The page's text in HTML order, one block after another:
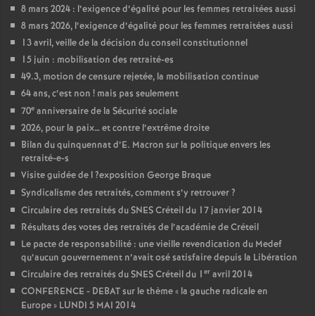
8 mars 2024 : l’exigence d’égalité pour les femmes retraitées aussi
8 mars 2026, l’exigence d’égalité pour les femmes retraitées aussi
13 avril, veille de la décision du conseil constitutionnel
15 juin : mobilisation des retraité-es
49.3, motion de censure rejetée, la mobilisation continue
64 ans, c’est non ! mais pas seulement
70e anniversaire de la Sécurité sociale
2026, pour la paix… et contre l’extrême droite
Bilan du quinquennat d’E. Macron sur la politique envers les
retraité-e-s
Visite guidée de l?exposition George Braque
Syndicalisme des retraités, comment s’y retrouver?
Circulaire des retraités duSNESCréteil du 17 janvier 2014
Résultats des votes des retraités de l’académie de Créteil
Le pacte de responsabilité : une vieille revendication du Medef
qu’aucun gouvernement n’avait osé satisfaire depuis la Libération
Circulaire des retraités duSNESCréteil du 1 er avril 2014
CONFERENCE - DEBATsur le thème « la gauche radicale en
Europe» LUNDI 5 MAI 2014